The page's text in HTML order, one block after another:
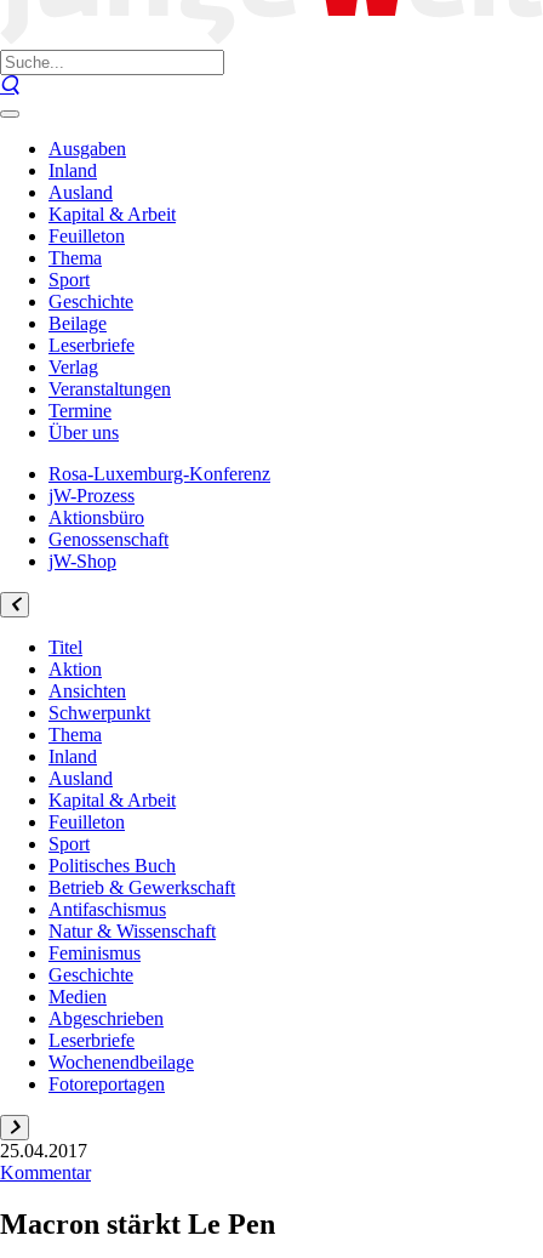
Ausgaben
Inland
Ausland
Kapital & Arbeit
Feuilleton
Thema
Sport
Geschichte
Beilage
Leserbriefe
Verlag
Veranstaltungen
Termine
Über uns
Rosa-Luxemburg-Konferenz
jW-Prozess
Aktionsbüro
Genossenschaft
jW-Shop
Titel
Aktion
Ansichten
Schwerpunkt
Thema
Inland
Ausland
Kapital & Arbeit
Feuilleton
Sport
Politisches Buch
Betrieb & Gewerkschaft
Antifaschismus
Natur & Wissenschaft
Feminismus
Geschichte
Medien
Abgeschrieben
Leserbriefe
Wochenendbeilage
Fotoreportagen
25.04.2017
Kommentar
Macron stärkt Le Pen